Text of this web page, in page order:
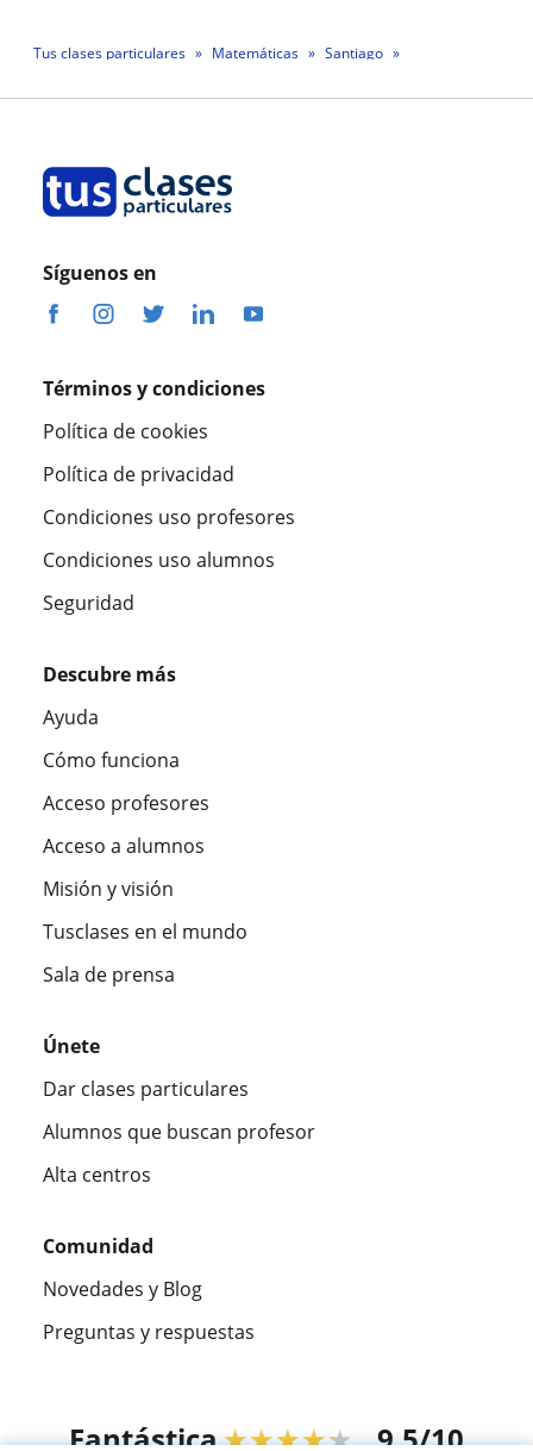
Tus clases particulares Matemáticas
Santiago
Síguenos en
Términos y condiciones
Política de cookies
Política de privacidad
Condiciones uso profesores
Condiciones uso alumnos
Seguridad
Descubre más
Ayuda
Cómo funciona
Acceso profesores
Acceso a alumnos
Misión y visión
Tusclases en el mundo
Sala de prensa
Únete
Dar clases particulares
Alumnos que buscan profesor
Alta centros
Comunidad
Novedades y Blog
Preguntas y respuestas
Fantástica★★★★★ 9,5/10